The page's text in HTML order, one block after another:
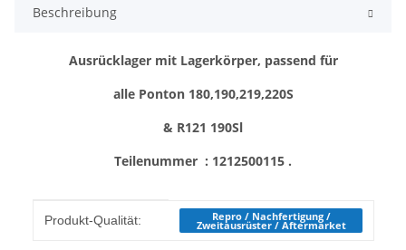
Beschreibung
Ausrücklager mit Lagerkörper, passend für
alle Ponton 180,190,219,220S
& R121 190Sl
Teilenummer : 1212500115 .
Produkteigenschaft
Wert
Produkt-Qualität: Repro / Nachfertigung /
Zweitausrüster / Aftermarket